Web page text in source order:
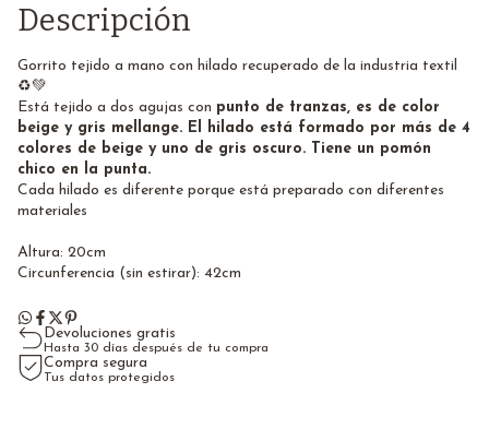
Descripción
Gorrito tejido a mano con hilado recuperado de la industria textil
♻💚
Está tejido a dos agujas con punto de tranzas, es de color
beige y gris mellange. El hilado está formado por más de 4
colores de beige y uno de gris oscuro. Tiene un pomón
chico en la punta.
Cada hilado es diferente porque está preparado con diferentes
materiales
Altura: 20cm
Circunferencia (sin estirar): 42cm
Devoluciones gratis
Hasta 30 días después de tu compra
Compra segura
Tus datos protegidos